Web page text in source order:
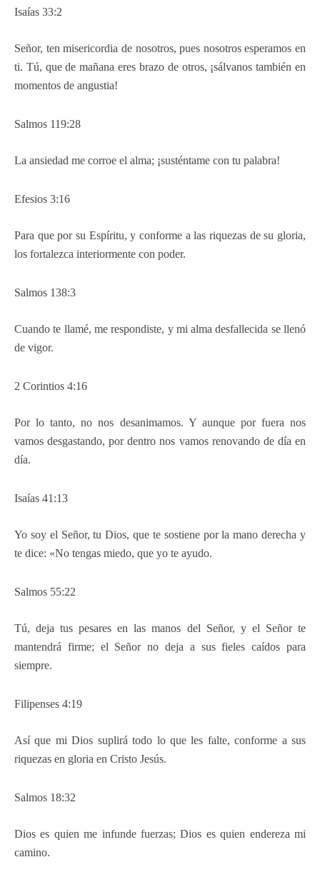
Isaías 33:2
Señor, ten misericordia de nosotros, pues nosotros esperamos en
ti. Tú, que de mañana eres brazo de otros, ¡sálvanos también en
momentos de angustia!
Salmos 119:28
La ansiedad me corroe el alma; ¡susténtame con tu palabra!
Efesios 3:16
Para que por su Espíritu, y conforme a las riquezas de su gloria,
los fortalezca interiormente con poder.
Salmos 138:3
Cuando te llamé, me respondiste, y mi alma desfallecida se llenó
de vigor.
2 Corintios 4:16
Por lo tanto, no nos desanimamos. Y aunque por fuera nos
vamos desgastando, por dentro nos vamos renovando de día en
día.
Isaías 41:13
Yo soy el Señor, tu Dios, que te sostiene por la mano derecha y
te dice: «No tengas miedo, que yo te ayudo.
Salmos 55:22
Tú, deja tus pesares en las manos del Señor, y el Señor te
mantendrá firme; el Señor no deja a sus fieles caídos para
siempre.
Filipenses 4:19
Así que mi Dios suplirá todo lo que les falte, conforme a sus
riquezas en gloria en Cristo Jesús.
Salmos 18:32
Dios es quien me infunde fuerzas; Dios es quien endereza mi
camino.